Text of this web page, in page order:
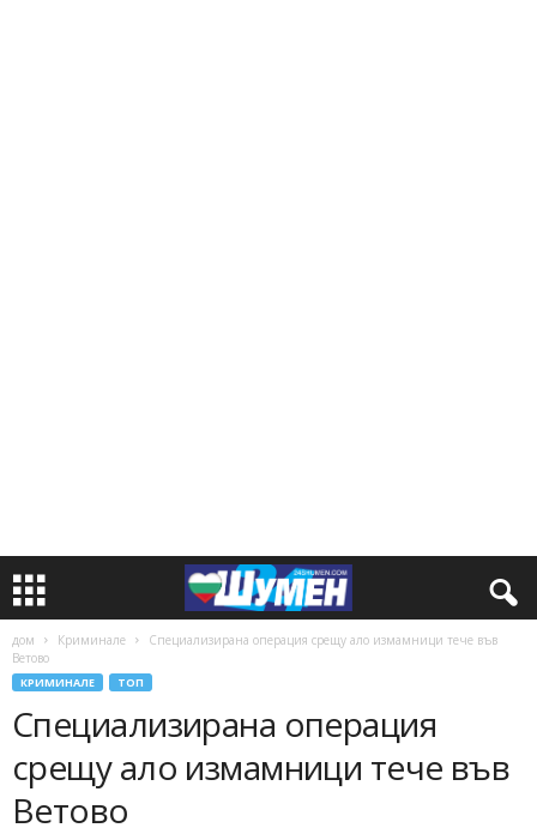
дом Криминале
Специализирана операция срещу ало измамници тече във
Ветово
КРИМИНАЛЕ ТОП
Специализирана операция
срещу ало измамници тече във
Ветово